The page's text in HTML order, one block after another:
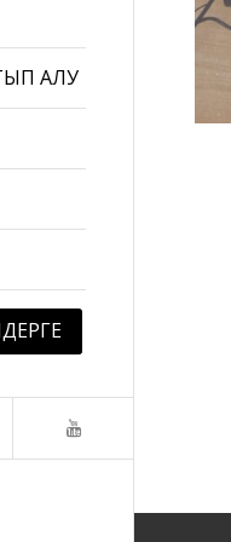
АЛУ